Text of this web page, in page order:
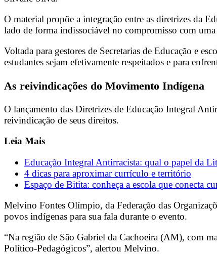
O material propõe a integração entre as diretrizes da
lado de forma indissociável no compromisso com
Voltada para gestores de Secretarias de Educação e
estudantes sejam efetivamente respeitados e para
As reivindicações do Movimento Indígena
O lançamento das Diretrizes de Educação Integral
reivindicação de seus direitos.
Leia Mais
Educação Integral Antirracista: qual o papel da
4 dicas para aproximar currículo e território
Espaço de Bitita: conheça a escola que conecta
Melvino Fontes Olímpio, da Federação das
povos indígenas para sua fala durante o evento.
“Na região de São Gabriel da Cachoeira (AM), com
Político-Pedagógicos”, alertou Melvino.